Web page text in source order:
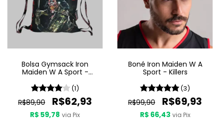
Bolsa Gymsack Iron
Maiden W A Sport -
(1)
R$89,90 R$62,93
R$ 59,78 via Pix
Boné Iron Maiden W A
Sport - Killers
(3)
R$99,90 R$69,93
R$ 66,43 via Pix